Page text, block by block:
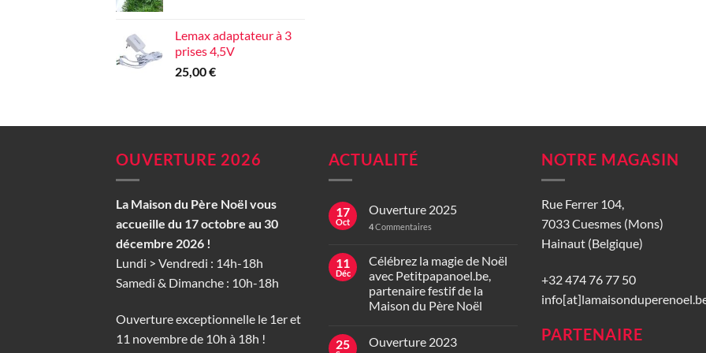
Lemax adaptateur à 3
prises 4,5V
25,00€
OUVERTURE 2026
La Maison du Père Noël vous
accueille du 17 octobre au 30
décembre 2026 !
Lundi > Vendredi : 14h-18h
Samedi & Dimanche : 10h-18h
Ouverture exceptionnelle le 1er et
11 novembre de 10h à 18h !
ACTUALITÉ
17
Oct
Ouverture 2025
4Commentaires
11
Déc
Célébrez la magie de Noël
avec Petitpapanoel.be,
partenaire festif de la
Maison du Père Noël
25 Ouverture 2023
NOTRE MAGASIN
Rue Ferrer 104,
7033 Cuesmes (Mons)
Hainaut (Belgique)
+32 474 76 77 50
PARTENAIRE